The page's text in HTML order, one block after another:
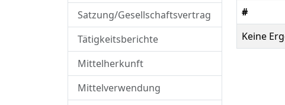
Satzung/Gesellschaftsvertrag
Tätigkeitsberichte
Mittelherkunft
Mittelverwendung
#
Keine